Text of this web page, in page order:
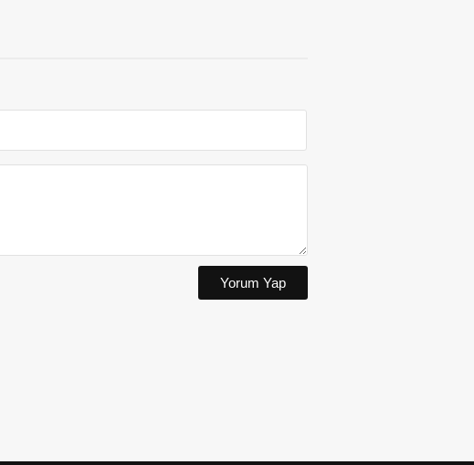
Yorum Yap